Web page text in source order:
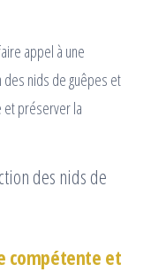
appel à une
nids de guêpes et
et préserver la
compétente et